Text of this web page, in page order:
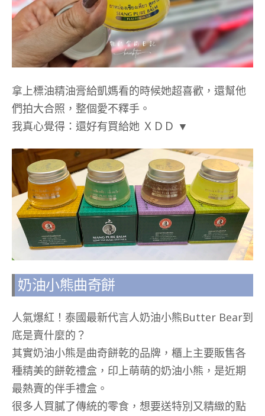
拿上標油精油膏給凱媽看的時候她超喜歡，還幫他
們拍大合照，整個愛不釋手。
我真心覺得：還好有買給她 ＸＤＤ ▼
奶油小熊曲奇餅
人氣爆紅！泰國最新代言人奶油小熊Butter Bear到
底是賣什麼的？
其實奶油小熊是曲奇餅乾的品牌，櫃上主要販售各
種精美的餅乾禮盒，印上萌萌的奶油小熊，是近期
最熱賣的伴手禮盒。
很多人買膩了傳統的零食，想要送特別又精緻的點